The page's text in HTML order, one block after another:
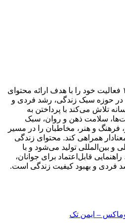
«زندگی رویایی» از سال ۱۳۹۳ فعالیت خود را با هدف ارائه محتوای
در حوزه سبک زندگی، رشد فردی و
تلاش می‌کند با پرداختن به
سلامت ذهن و روان، سبک
فرهنگ و هنر، مخاطبان را در مسیر
همراهی کند. محتوای زندگی
و بین‌المللی تولید می‌شود و با
قابل‌اعتماد برای جوانان،
فردی و بهبود کیفیت زندگی است.
– ایمن تک